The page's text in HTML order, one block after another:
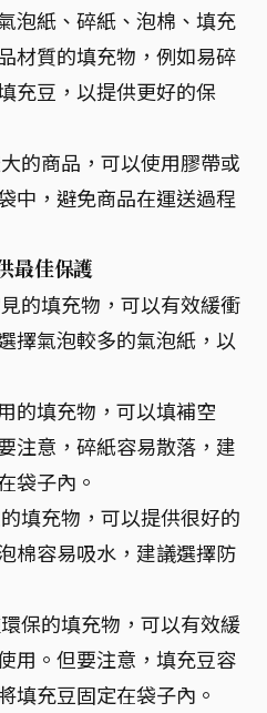
泡紙、碎紙、泡棉、填充
材質的填充物，例如易碎
充豆，以提供更好的保
的商品，可以使用膠帶或
中，避免商品在運送過程
最佳保護
的填充物，可以有效緩衝
擇氣泡較多的氣泡紙，以
的填充物，可以填補空
注意，碎紙容易散落，建
袋子內。
填充物，可以提供很好的
棉容易吸水，建議選擇防
保的填充物，可以有效緩
用。但要注意，填充豆容
填充豆固定在袋子內。